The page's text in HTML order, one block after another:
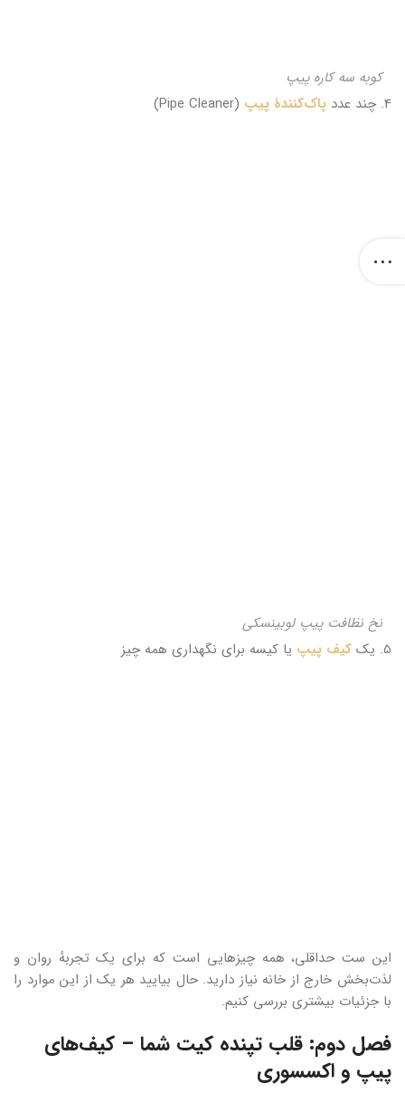
کوبه سه کاره پیپ
4. چند عدد
پاک‌کنندهٔ پیپ (Pipe Cleaner)
نخ نظافت پیپ لوبینسکی
5. یک
کیف پیپ یا کیسه برای نگهداری همه چیز
این ست حداقلی، همه چیزهایی است که برای یک تجربهٔ روان و
لذت‌بخش خارج از خانه نیاز دارید. حال بیایید هر یک از این موارد را
با جزئیات بیشتری بررسی کنیم.
فصل دوم: قلب تپنده کیت شما – کیف‌های
پیپ و اکسسوری